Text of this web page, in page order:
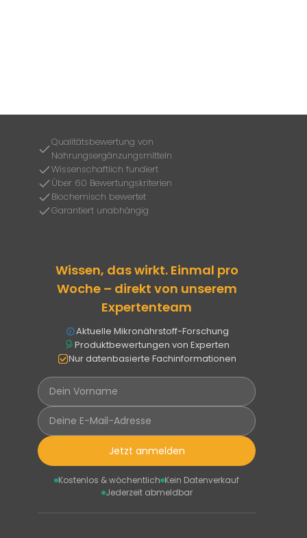
Qualitätsbewertung von
Nahrungsergänzungsmitteln
Wissenschaftlich fundiert
Über 60 Bewertungskriterien
Biochemisch bewertet
Garantiert unabhängig
Wissen, das wirkt. Einmal pro
Woche – direkt von unserem
Expertenteam
Aktuelle Mikronährstoff-Forschung
Produktbewertungen von Experten
Nur datenbasierte Fachinformationen
Jetzt anmelden
Kostenlos & wöchentlich Kein Datenverkauf
Jederzeit abmeldbar